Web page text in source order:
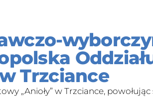
Trzciance
„Anioły” w Trzciance, powołując